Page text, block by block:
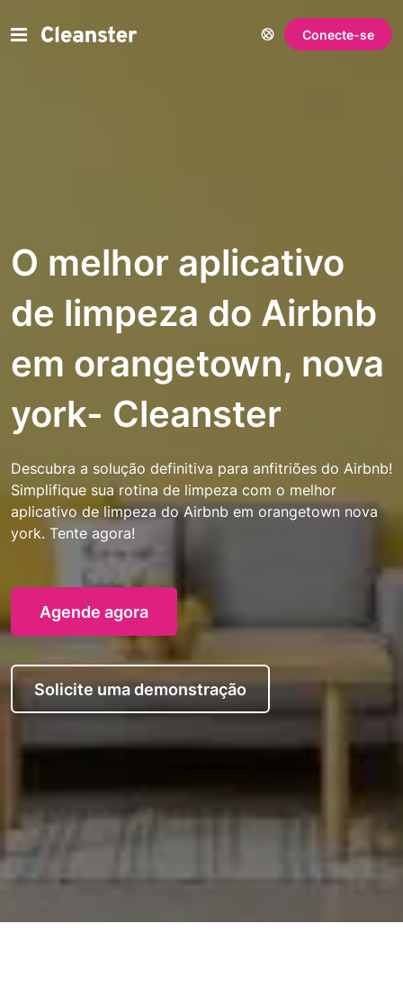
Conecte-se
O melhor aplicativo
de limpeza do Airbnb
em orangetown, nova
york- Cleanster
Descubra a solução definitiva para anfitriões do Airbnb!
Simplifique sua rotina de limpeza com o melhor
aplicativo de limpeza do Airbnb em orangetown nova
york. Tente agora!
Agende agora
Solicite uma demonstração